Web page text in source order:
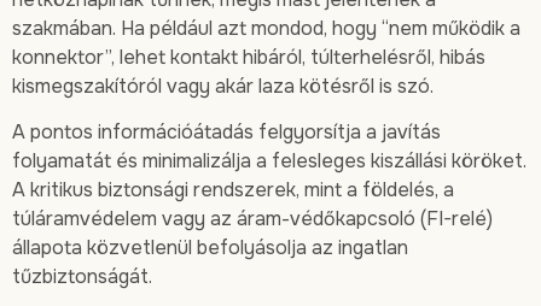
szakmában. Ha például azt mondod, hogy “nem működik a
konnektor”, lehet kontakt hibáról, túlterhelésről, hibás
kismegszakítóról vagy akár laza kötésről is szó.
A pontos információátadás felgyorsítja a javítás
folyamatát és minimalizálja a felesleges kiszállási köröket.
A kritikus biztonsági rendszerek, mint a földelés, a
túláramvédelem vagy az áram-védőkapcsoló (FI-relé)
állapota közvetlenül befolyásolja az ingatlan
tűzbiztonságát.